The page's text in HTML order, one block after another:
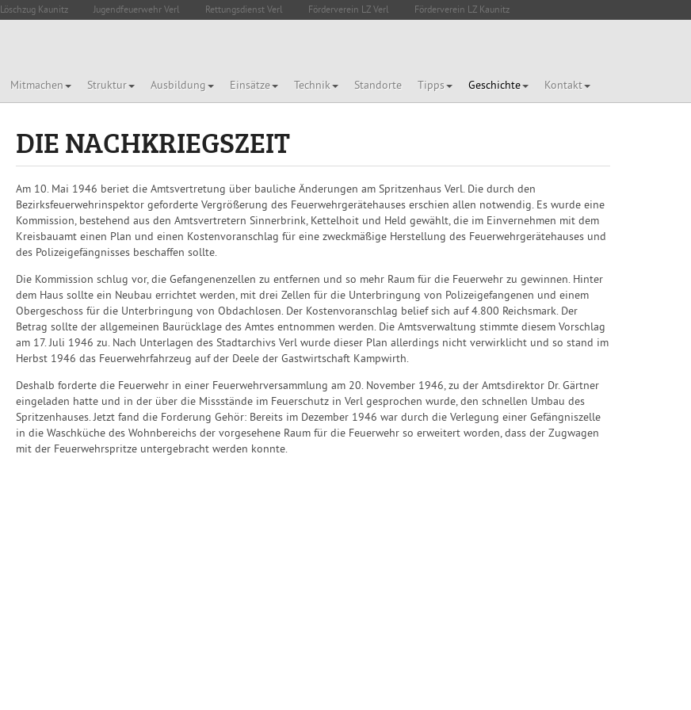
Löschzug Kaunitz Jugendfeuerwehr Verl Rettungsdienst Verl Förderverein LZ Verl Förderverein LZ Kaunitz
Mitmachen Struktur Ausbildung Einsätze Technik Standorte Tipps Geschichte Kontakt
DIE NACHKRIEGSZEIT
Am 10. Mai 1946 beriet die Amtsvertretung über bauliche Änderungen am Spritzenhaus Verl. Die durch den
Bezirksfeuerwehrinspektor geforderte Vergrößerung des Feuerwehrgerätehauses erschien allen notwendig. Es wurde eine
Kommission, bestehend aus den Amtsvertretern Sinnerbrink, Kettelhoit und Held gewählt, die im Einvernehmen mit dem
Kreisbauamt einen Plan und einen Kostenvoranschlag für eine zweckmäßige Herstellung des Feuerwehrgerätehauses und
des Polizeigefängnisses beschaffen sollte.
Die Kommission schlug vor, die Gefangenenzellen zu entfernen und so mehr Raum für die Feuerwehr zu gewinnen. Hinter
dem Haus sollte ein Neubau errichtet werden, mit drei Zellen für die Unterbringung von Polizeigefangenen und einem
Obergeschoss für die Unterbringung von Obdachlosen. Der Kostenvoranschlag belief sich auf 4.800 Reichsmark. Der
Betrag sollte der allgemeinen Baurücklage des Amtes entnommen werden. Die Amtsverwaltung stimmte diesem Vorschlag
am 17. Juli 1946 zu. Nach Unterlagen des Stadtarchivs Verl wurde dieser Plan allerdings nicht verwirklicht und so stand im
Herbst 1946 das Feuerwehrfahrzeug auf der Deele der Gastwirtschaft Kampwirth.
Deshalb forderte die Feuerwehr in einer Feuerwehrversammlung am 20. November 1946, zu der Amtsdirektor Dr. Gärtner
eingeladen hatte und in der über die Missstände im Feuerschutz in Verl gesprochen wurde, den schnellen Umbau des
Spritzenhauses. Jetzt fand die Forderung Gehör: Bereits im Dezember 1946 war durch die Verlegung einer Gefängniszelle
in die Waschküche des Wohnbereichs der vorgesehene Raum für die Feuerwehr so erweitert worden, dass der Zugwagen
mit der Feuerwehrspritze untergebracht werden konnte.